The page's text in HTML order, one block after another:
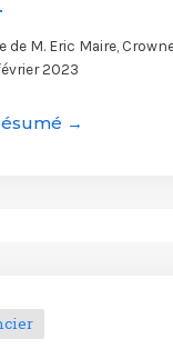
de M. Eric Maire,
2023
→